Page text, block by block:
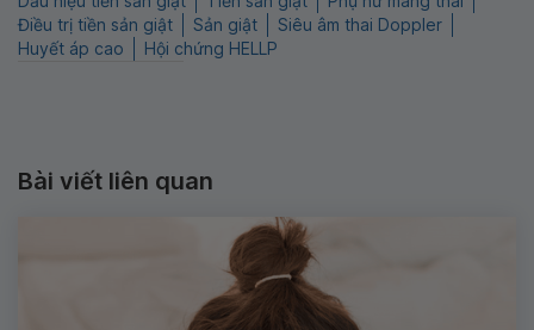
Điều trị tiền sản giật
Sản giật
Siêu âm thai Doppler
Huyết áp cao
Hội chứng HELLP
Bài viết liên quan